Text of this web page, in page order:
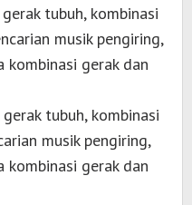
tubuh, kombinasi
musik pengiring,
kombinasi gerak dan
tubuh, kombinasi
musik pengiring,
kombinasi gerak dan